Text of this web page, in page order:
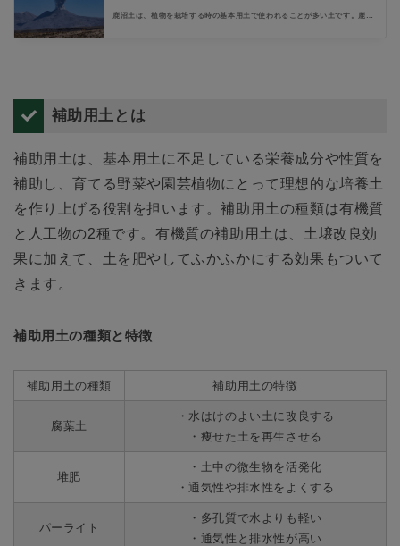
鹿沼土は、植物を栽培する時の基本用土で使われることが多い土です。鹿沼
補助用土とは
補助用土は、基本用土に不足している栄養成分や性質を
補助し、育てる野菜や園芸植物にとって理想的な培養土
を作り上げる役割を担います。補助用土の種類は有機質
と人工物の2種です。有機質の補助用土は、土壌改良効
果に加えて、土を肥やしてふかふかにする効果もついて
きます。
補助用土の種類と特徴
補助用土の種類 補助用土の特徴
腐葉土
・水はけのよい土に改良する
・痩せた土を再生させる
堆肥
・土中の微生物を活発化
・通気性や排水性をよくする
パーライト
・多孔質で水よりも軽い
・通気性と排水性が高い